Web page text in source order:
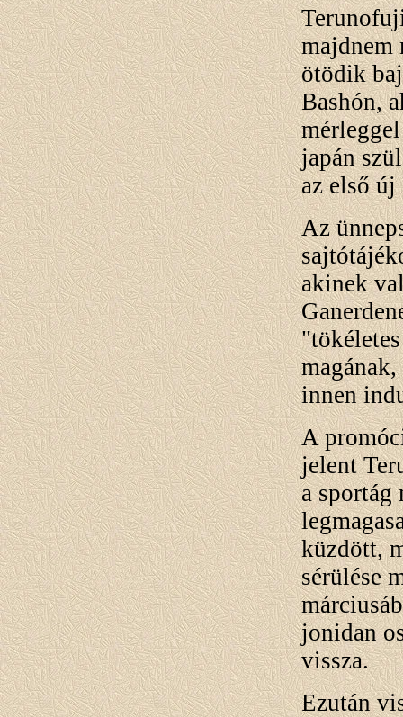
majdnem
ötödik
Bashón,
japán
az első
Az
akinek
innen
A
jelent
a sportág
küzdött,
sérülése
jonidan
vissza.
Ezután